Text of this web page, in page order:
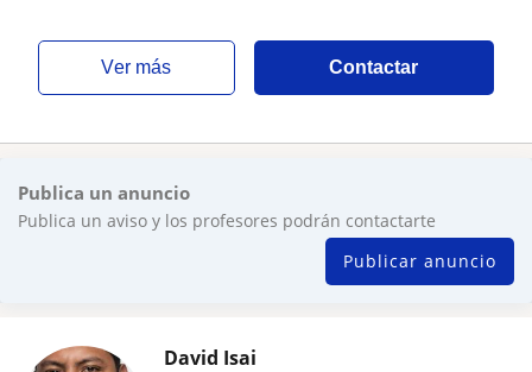
ver más Contactar
Publica un anuncio
Publica un aviso y los profesores podrán contactarte
Publicar anuncio
David Isai